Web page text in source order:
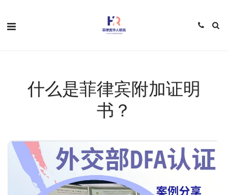
什么是菲律宾附加证明
书？